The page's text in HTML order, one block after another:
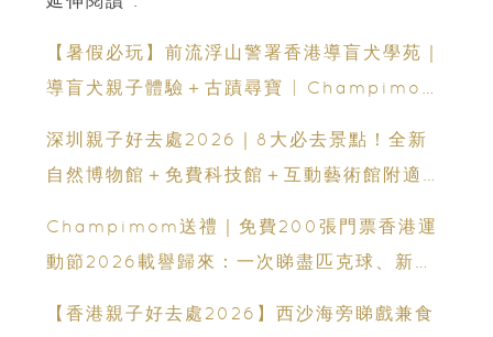
【暑假必玩】前流浮山警署香港導盲犬學苑｜
導盲犬親子體驗＋古蹟尋寶 | Champimom
深圳親子好去處2026｜8大必去景點！全新
自然博物館＋免費科技館＋互動藝術館附適合
Champimom送禮｜免費200張門票香港運
動節2026載譽歸來：一次睇盡匹克球、新興
【香港親子好去處2026】西沙海旁睇戲兼食